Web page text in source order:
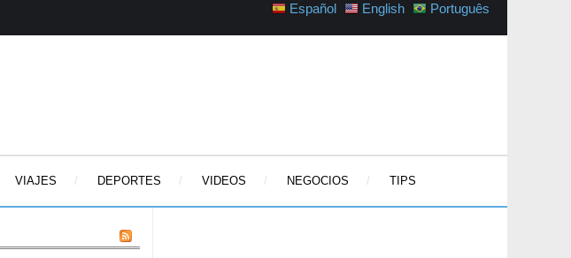
Español English Português
VIAJES DEPORTES VIDEOS NEGOCIOS TIPS